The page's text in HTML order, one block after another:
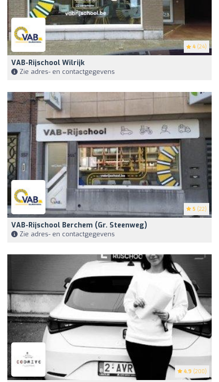
4 (24)
VAB-Rijschool Wilrijk
Zie adres- en contactgegevens
5 (22)
VAB-Rijschool Berchem (Gr. Steenweg)
Zie adres- en contactgegevens
4.9 (200)